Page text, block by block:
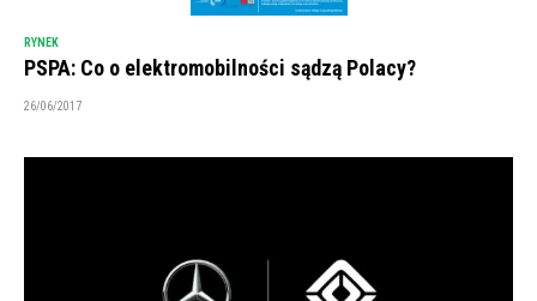
RYNEK
PSPA: Co o elektromobilności sądzą Polacy?
26/06/2017